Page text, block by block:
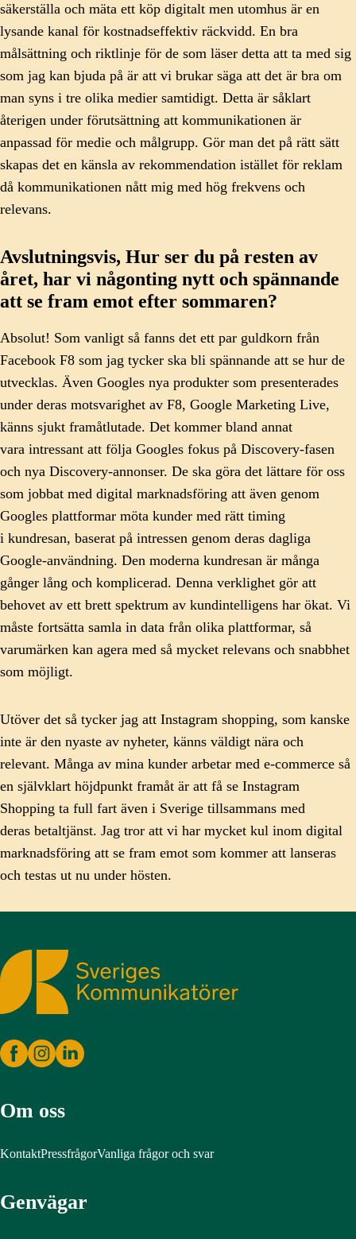
säkerställa och mäta ett köp digitalt men utomhus är en
lysande kanal för kostnadseffektiv räckvidd. En bra
målsättning och riktlinje för de som läser detta att ta med sig
som jag kan bjuda på är att vi brukar säga att det är bra om
man syns i tre olika medier samtidigt. Detta är såklart
återigen under förutsättning att kommunikationen är
anpassad för medie och målgrupp. Gör man det på rätt sätt
skapas det en känsla av rekommendation istället för reklam
då kommunikationen nått mig med hög frekvens och
relevans.
Avslutningsvis, Hur ser du på resten av
året, har vi någonting nytt och spännande
att se fram emot efter sommaren?
Absolut! Som vanligt så fanns det ett par guldkorn från
Facebook F8 som jag tycker ska bli spännande att se hur de
utvecklas. Även Googles nya produkter som presenterades
under deras motsvarighet av F8, Google Marketing Live,
känns sjukt framåtlutade. Det kommer bland annat
vara intressant att följa Googles fokus på Discovery-fasen
och nya Discovery-annonser. De ska göra det lättare för oss
som jobbat med digital marknadsföring att även genom
Googles plattformar möta kunder med rätt timing
i kundresan, baserat på intressen genom deras dagliga
Google-användning. Den moderna kundresan är många
gånger lång och komplicerad. Denna verklighet gör att
behovet av ett brett spektrum av kundintelligens har ökat. Vi
måste fortsätta samla in data från olika plattformar, så
varumärken kan agera med så mycket relevans och snabbhet
som möjligt.
Utöver det så tycker jag att Instagram shopping, som kanske
inte är den nyaste av nyheter, känns väldigt nära och
relevant. Många av mina kunder arbetar med e-commerce så
en självklart höjdpunkt framåt är att få se Instagram
Shopping ta full fart även i Sverige tillsammans med
deras betaltjänst. Jag tror att vi har mycket kul inom digital
marknadsföring att se fram emot som kommer att lanseras
och testas ut nu under hösten.
Sveriges Kommunikatörer
Om oss
KontaktPressfrågorVanliga frågor och svar
Genvägar